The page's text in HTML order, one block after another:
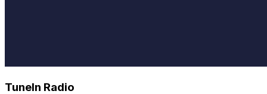
TuneIn Radio